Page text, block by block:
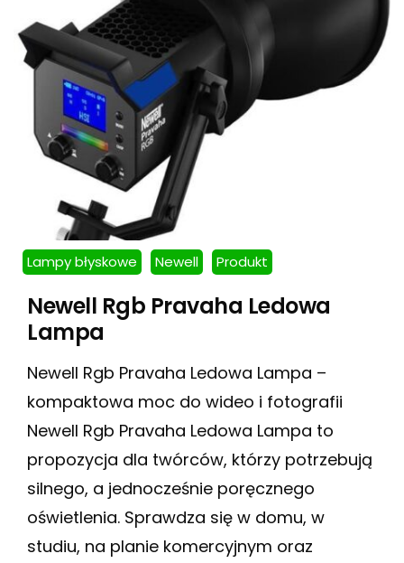
Lampy błyskowe Newell Produkt
Newell Rgb Pravaha Ledowa
Lampa
Newell Rgb Pravaha Ledowa Lampa –
kompaktowa moc do wideo i fotografii
Newell Rgb Pravaha Ledowa Lampa to
propozycja dla twórców, którzy potrzebują
silnego, a jednocześnie poręcznego
oświetlenia. Sprawdza się w domu, w
studiu, na planie komercyjnym oraz